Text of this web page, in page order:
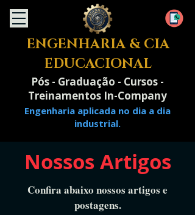
ENGENHARIA & CIA
EDUCACIONAL
Pós - Graduação - Cursos -
Treinamentos In-Company
Engenharia aplicada no dia a dia
industrial.
Nossos Artigos
Confira abaixo nossos artigos e
postagens.